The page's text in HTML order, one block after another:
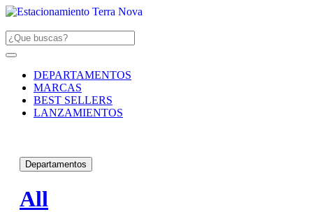
DEPARTAMENTOS
MARCAS
BEST SELLERS
LANZAMIENTOS
Departamentos
All